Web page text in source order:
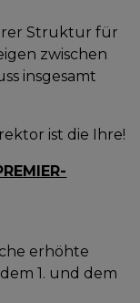
Struktur für
zwischen
insgesamt
ist die Ihre!
erhöhte
1. und dem